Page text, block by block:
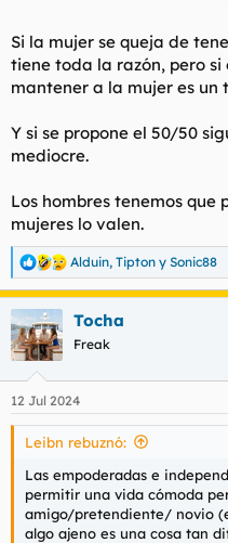
Si la mujer se queja de
tiene toda la razón, pero si
mantener a la mujer es un
Y si se propone el 50/50
mediocre.
Los hombres tenemos que
mujeres lo valen.
R
e
a
c
c
i
e
s
Alduin, Tipton y Sonic88
Tocha
Freak
12 Jul 2024
Leibn rebuznó:
Las empoderadas e
permitir una vida cómoda
amigo/pretendiente/ novio
algo ajeno es una cosa tan